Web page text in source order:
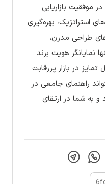
موفقیت بازاریابی
استراتژیک، بهره‌گیری
طراحی مدرن،
نمایانگر هویت برند
در بازار پررقابت
راهنمای جامعی در
و به شما در ارتقای